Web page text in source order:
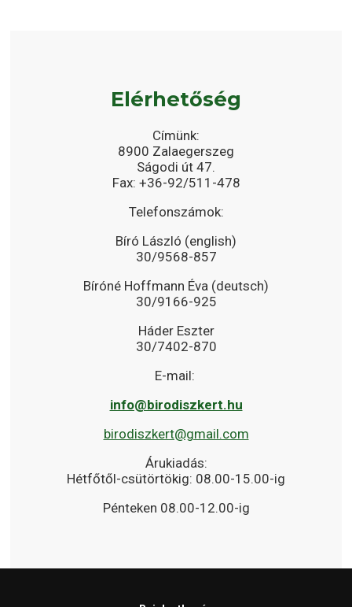
Elérhetőség
Címünk:
8900 Zalaegerszeg
Ságodi út 47.
Fax: +36-92/511-478
Telefonszámok:
Bíró László (english)
30/9568-857
Bíróné Hoffmann Éva (deutsch)
30/9166-925
Háder Eszter
30/7402-870
E-mail:
info@birodiszkert.hu
birodiszkert@gmail.com
Árukiadás:
Hétfőtől-csütörtökig: 08.00-15.00-ig
Pénteken 08.00-12.00-ig